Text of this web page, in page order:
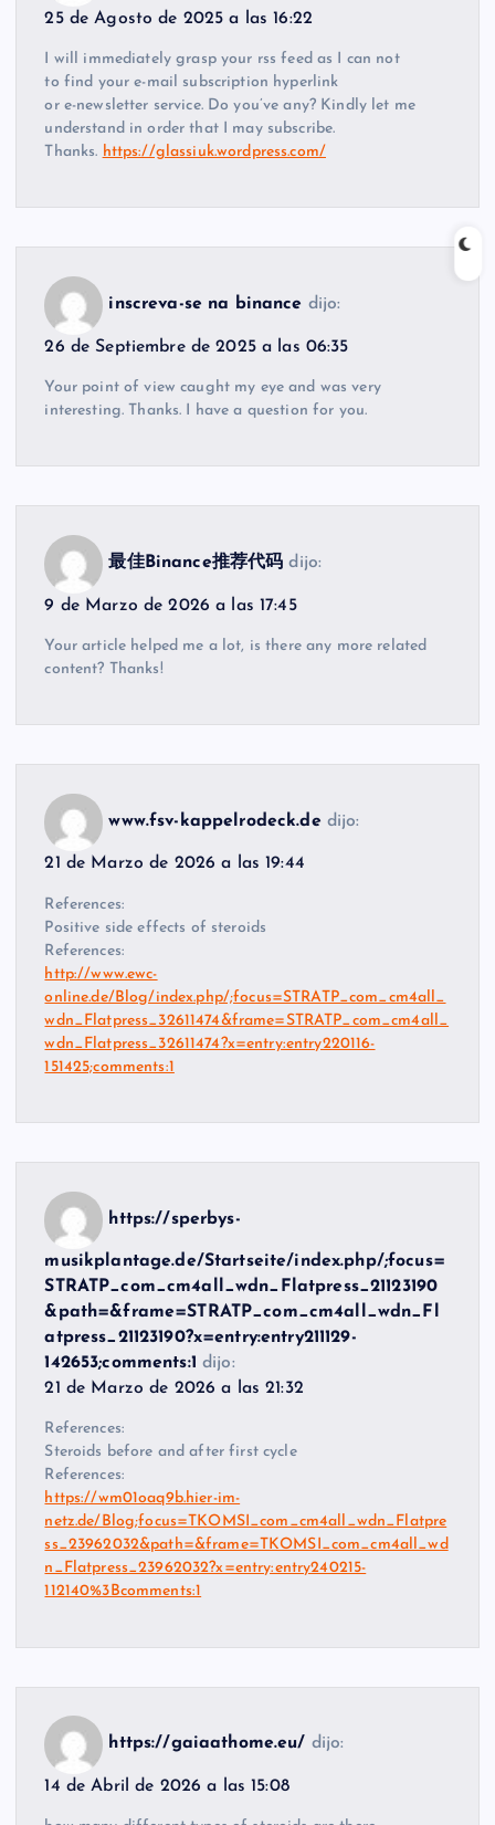
25 de Agosto de 2025 a las 16:22
I will immediately grasp your rss feed as I can not
to find your e-mail subscription hyperlink
or e-newsletter service. Do you’ve any? Kindly let me
understand in order that I may subscribe.
Thanks. https://glassiuk.wordpress.com/
inscreva-se na binance dijo:
26 de Septiembre de 2025 a las 06:35
Your point of view caught my eye and was very
interesting. Thanks. I have a question for you.
最佳Binance推荐代码 dijo:
9 de Marzo de 2026 a las 17:45
Your article helped me a lot, is there any more related
content? Thanks!
www.fsv-kappelrodeck.de dijo:
21 de Marzo de 2026 a las 19:44
References:
Positive side effects of steroids
References:
http://www.ewc-
online.de/Blog/index.php/;focus=STRATP_com_cm4all_
wdn_Flatpress_32611474&frame=STRATP_com_cm4all_
wdn_Flatpress_32611474?x=entry:entry220116-
151425;comments:1
https://sperbys-
musikplantage.de/Startseite/index.php/;focus=
STRATP_com_cm4all_wdn_Flatpress_21123190
&path=&frame=STRATP_com_cm4all_wdn_Fl
atpress_21123190?x=entry:entry211129-
142653;comments:1 dijo:
21 de Marzo de 2026 a las 21:32
References:
Steroids before and after first cycle
References:
https://wm01oaq9b.hier-im-
netz.de/Blog;focus=TKOMSI_com_cm4all_wdn_Flatpre
ss_23962032&path=&frame=TKOMSI_com_cm4all_wd
n_Flatpress_23962032?x=entry:entry240215-
112140%3Bcomments:1
https://gaiaathome.eu/ dijo:
14 de Abril de 2026 a las 15:08